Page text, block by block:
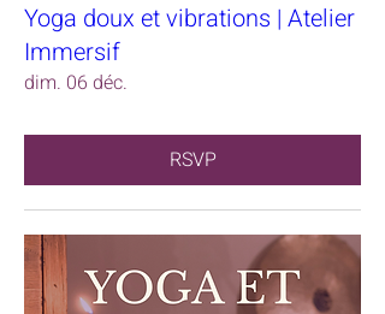
Yoga doux et vibrations | Atelier
Immersif
dim. 06 déc.
RSVP